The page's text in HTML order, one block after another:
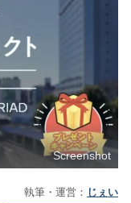
Screenshot
執筆・運営： じぇい